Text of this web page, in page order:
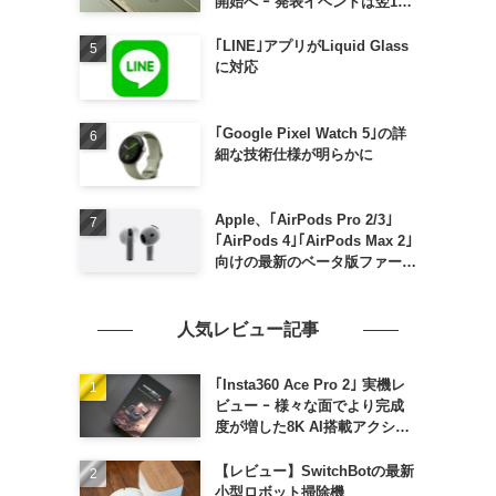
｢LINE｣アプリがLiquid Glass
に対応
｢Google Pixel Watch 5｣の詳
細な技術仕様が明らかに
Apple、｢AirPods Pro 2/3｣
｢AirPods 4｣｢AirPods Max 2｣
向けの最新のベータ版ファーム
人気レビュー記事
｢Insta360 Ace Pro 2｣ 実機レ
ビュー ｰ 様々な面でより完成
度が増した8K AI搭載アクショ
【レビュー】SwitchBotの最新
小型ロボット掃除機